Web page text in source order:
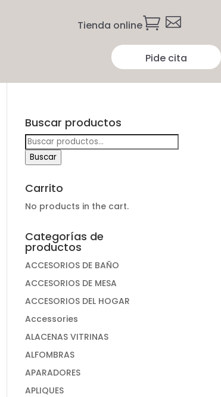
Tienda online 
Pide cita
Buscar productos
Buscar
por:
Buscar
Carrito
No products in the cart.
Categorías de
productos
ACCESORIOS DE BAÑO
ACCESORIOS DE MESA
ACCESORIOS DEL HOGAR
Accessories
ALACENAS VITRINAS
ALFOMBRAS
APARADORES
APLIQUES